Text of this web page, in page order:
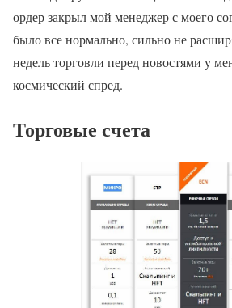
ордер закрыл мой менеджер с моего
было все нормально, сильно не
недель торговли перед новостями у
космический спред.
Торговые счета